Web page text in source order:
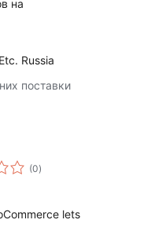
на
Russia
поставки
(0укупних
оцена
)
lets